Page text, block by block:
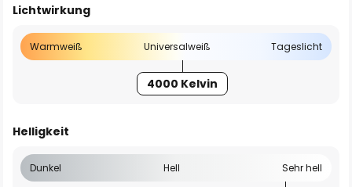
Lichtwirkung
Warmweiß Universalweiß Tageslicht
4000 Kelvin
Helligkeit
Dunkel Hell Sehr hell